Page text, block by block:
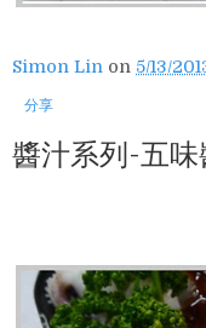
Simon Lin on 5/13/
分享
醬汁系列-五